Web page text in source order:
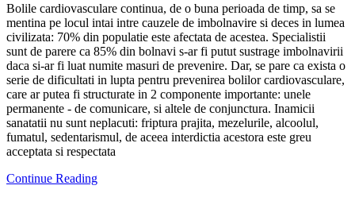
Bolile cardiovasculare continua, de o buna perioada de timp, sa se
mentina pe locul intai intre cauzele de imbolnavire si deces in lumea
civilizata: 70% din populatie este afectata de acestea. Specialistii
sunt de parere ca 85% din bolnavi s-ar fi putut sustrage imbolnavirii
daca si-ar fi luat numite masuri de prevenire. Dar, se pare ca exista o
serie de dificultati in lupta pentru prevenirea bolilor cardiovasculare,
care ar putea fi structurate in 2 componente importante: unele
permanente - de comunicare, si altele de conjunctura. Inamicii
sanatatii nu sunt neplacuti: friptura prajita, mezelurile, alcoolul,
fumatul, sedentarismul, de aceea interdictia acestora este greu
acceptata si respectata
Continue Reading